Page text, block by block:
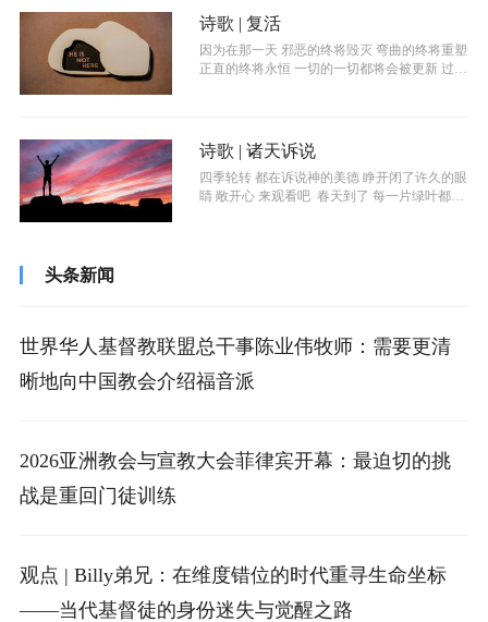
诗歌 | 复活
因为在那一天 邪恶的终将毁灭 弯曲的终将重塑
正直的终将永恒 一切的一切都将会被更新 ​过去
诗歌 | 诸天诉说
四季轮转 都在诉说神的美德 睁开闭了许久的眼
睛 敞开心 来观看吧 春天到了 每一片绿叶都在
头条新闻
世界华人基督教联盟总干事陈业伟牧师：需要更清
晰地向中国教会介绍福音派
2026亚洲教会与宣教大会菲律宾开幕：最迫切的挑
战是重回门徒训练
观点 | Billy弟兄：在维度错位的时代重寻生命坐标
——当代基督徒的身份迷失与觉醒之路